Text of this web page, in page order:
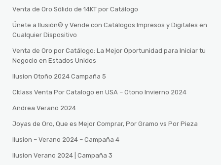
Venta de Oro Sólido de 14KT por Catálogo
Únete a Ilusión® y Vende con Catálogos Impresos y Digitales en
Cualquier Dispositivo
Venta de Oro por Catálogo: La Mejor Oportunidad para Iniciar tu
Negocio en Estados Unidos
Ilusion Otoño 2024 Campaña 5
Cklass Venta Por Catalogo en USA – Otono Invierno 2024
Andrea Verano 2024
Joyas de Oro, Que es Mejor Comprar, Por Gramo vs Por Pieza
Ilusion – Verano 2024 – Campaña 4
Ilusion Verano 2024 | Campaña 3